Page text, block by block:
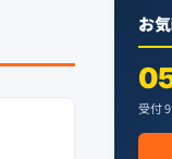
お
受付